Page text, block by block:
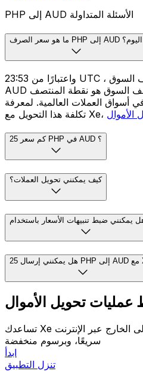
PHP إلى AUD الأسئلة المتداولة
ما هو سعر الصرف PHP إلى AUD اليوم؟
واعتبارًا من 23:53 UTC ، فإن معدل منتصف السوق PHP إلى
AUD هو ₱1 = $0.0232. سعر منتصف السوق هو نقطة المنتصف
أسواق العملات العالمية. لمعرفة
كم سعر 25 PHP في AUD ؟
كيف يمكنني تحويل العملات؟
عمليات تحويل الأموال
تساعدك Xe على إرسال تحويلات مالية إلى الخارج عبر الإنترنت
سريعًا، وبرسوم منخفضة
ابدأ
تنزل التطبيق